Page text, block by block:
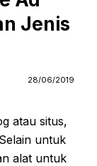
Jenis
28/06/2019
atau situs,
untuk
alat untuk